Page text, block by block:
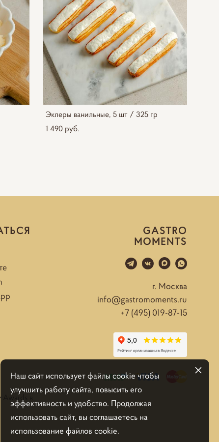
Эклеры ванильные, 5 шт / 325 гр
1 490 pуб.
GASTRO
MOMENTS
г. Москва
info@gastromoments.ru
+7 (495) 019-87-15
в
Наш сайт использует файлы cookie чтобы
улучшить работу сайта, повысить его
эффективность и удобство. Продолжая
использовать сайт, вы соглашаетесь на
использование файлов cookie.